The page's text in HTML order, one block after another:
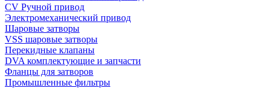
CV Ручной привод
Электромеханический привод
Шаровые затворы
VSS шаровые затворы
Перекидные клапаны
DVA комплектующие и запчасти
Фланцы для затворов
Промышленные фильтры